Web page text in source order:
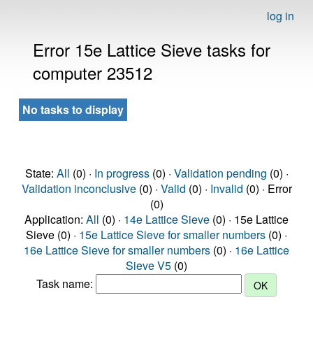
log in
Error 15e Lattice Sieve tasks for
computer 23512
No tasks to display
State: All (0) · In progress(0) · Validation pending (0) ·
Validation inconclusive(0) · Valid (0) · Invalid (0) · Error
(0)
Application: All (0) · 14e Lattice Sieve (0) · 15e Lattice
Sieve (0) · 15e Lattice Sieve for smaller numbers (0) ·
16e Lattice Sieve for smaller numbers (0) · 16e Lattice
Sieve V5 (0)
Task name: